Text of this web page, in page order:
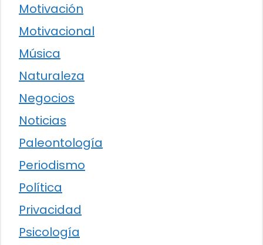
Motivación
Motivacional
Música
Naturaleza
Negocios
Noticias
Paleontología
Periodismo
Política
Privacidad
Psicología